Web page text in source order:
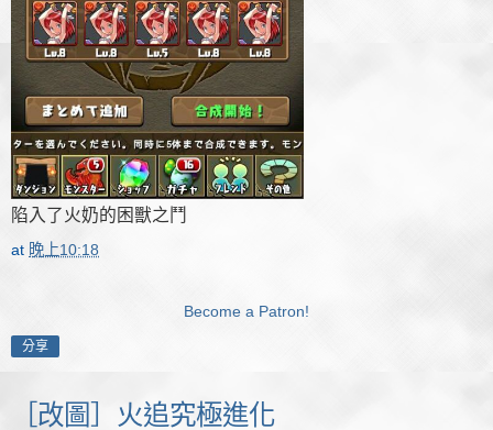
陷入了火奶的困獸之鬥
at 晚上10:18
Become a Patron!
分享
［改圖］火追究極進化